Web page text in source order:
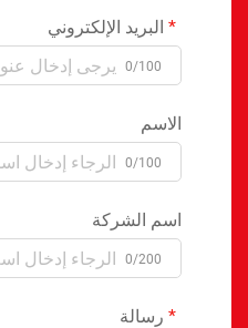
البريد الإلكتروني
0/100
الاسم
0/100
اسم الشركة
0/200
رسالة